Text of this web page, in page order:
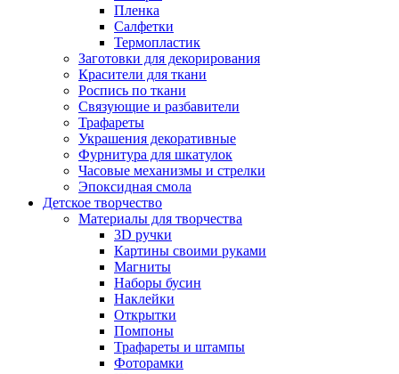
Пленка
Салфетки
Термопластик
Заготовки для декорирования
Красители для ткани
Роспись по ткани
Связующие и разбавители
Трафареты
Украшения декоративные
Фурнитура для шкатулок
Часовые механизмы и стрелки
Эпоксидная смола
Детское творчество
Материалы для творчества
3D ручки
Картины своими руками
Магниты
Наборы бусин
Наклейки
Открытки
Помпоны
Трафареты и штампы
Фоторамки